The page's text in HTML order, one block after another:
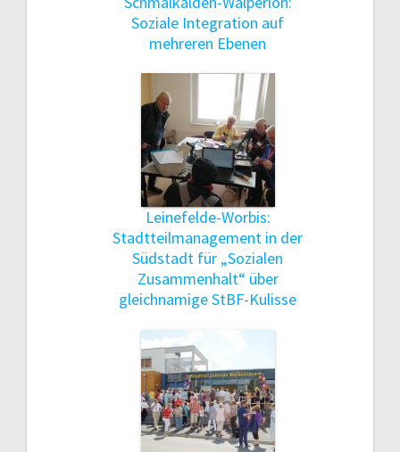
Soziale Integration auf
mehreren Ebenen
Leinefelde-Worbis:
Stadtteilmanagement in der
Südstadt für „Sozialen
Zusammenhalt“ über
gleichnamige StBF-Kulisse